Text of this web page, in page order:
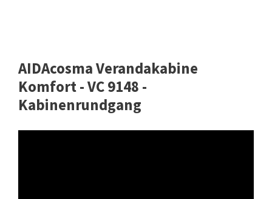
AIDAcosma Verandakabine
Komfort - VC 9148 -
Kabinenrundgang